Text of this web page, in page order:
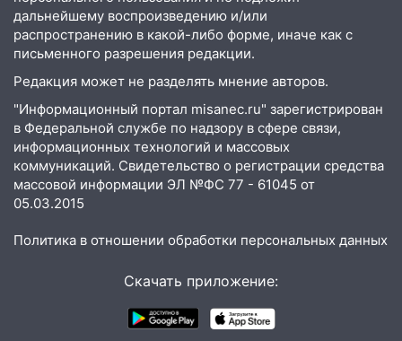
налогов
09:28 Дети на дорогах: пострадали
велосипедисты, мотоциклисты и
пешеходы. Обзор крупных аварий в
Ульяновской области
08:30 Поджог со свечой, 16 сгоревших
домов и выстрел за водку
07:50 Какая погоды будет днем 8
06:45
Императорский мост в
Ульяновске останется закрытым до
утра 10 августа
Судьба готовит сюрприз: гороскоп
дальнейшему воспроизведению и/или
распространению в какой-либо форме, иначе как с
письменного разрешения редакции.
Редакция может не разделять мнение авторов.
"Информационный портал misanec.ru" зарегистрирован
в Федеральной службе по надзору в сфере связи,
информационных технологий и массовых
коммуникаций. Свидетельство о регистрации средства
массовой информации ЭЛ №ФС 77 - 61045 от
05.03.2015
Политика в отношении обработки персональных данных
Скачать приложение: